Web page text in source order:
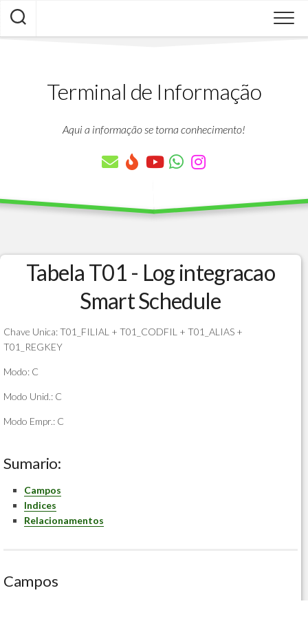
Skip
content
Terminal de Informação
Aqui a informação se torna conhecimento!
Tabela T01 - Log integracao
Smart Schedule
Chave Unica: T01_FILIAL + T01_CODFIL + T01_ALIAS +
T01_REGKEY
Modo: C
Modo Unid.: C
Modo Empr.: C
Sumario:
Campos
Indices
Relacionamentos
Campos